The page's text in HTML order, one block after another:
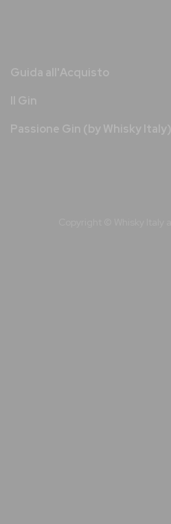
Guida all'Acquisto
Il Gin
Passione Gin (by Whisky Italy)